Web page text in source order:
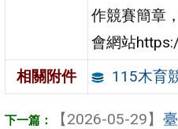
作競賽簡章
會網站
相關附件
115木育
【2026-05-29】